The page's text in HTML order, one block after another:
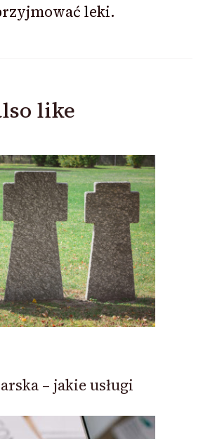
leki.
like
– jakie usługi